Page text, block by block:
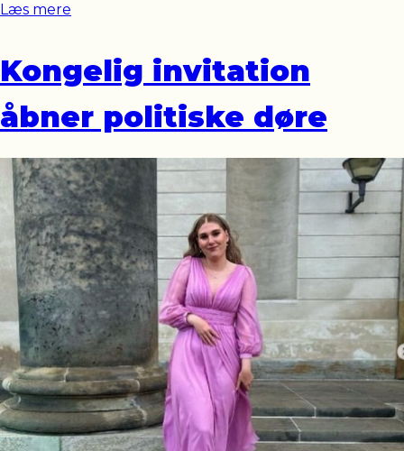
Læs mere
Kongelig invitation
åbner politiske døre